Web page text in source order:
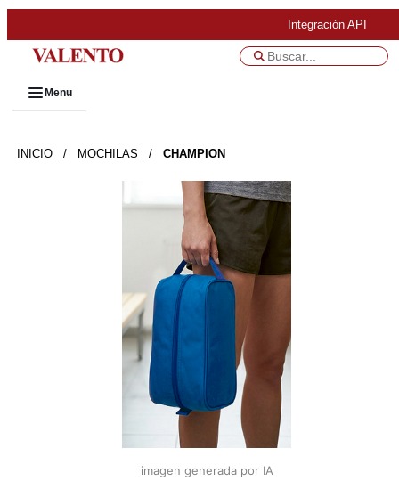
Integración API
Menu
INICIO / MOCHILAS / CHAMPION
imagen generada por IA